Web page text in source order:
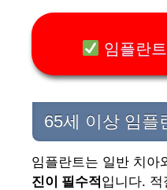
임플란
65세 이상 임플
임플란트는 일반 치아
진이 필수적입니다.